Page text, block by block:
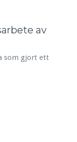
av
som gjort ett